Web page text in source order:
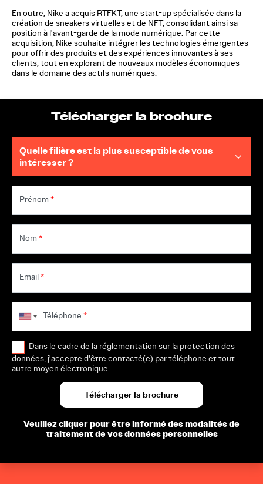
En outre, Nike a acquis RTFKT, une start-up spécialisée dans la
création de sneakers virtuelles et de NFT, consolidant ainsi sa
position à l'avant-garde de la mode numérique. Par cette
acquisition, Nike souhaite intégrer les technologies émergentes
pour offrir des produits et des expériences innovantes à ses
clients, tout en explorant de nouveaux modèles économiques
dans le domaine des actifs numériques.
Télécharger la brochure
Prénom *
Nom *
Email*
Téléphone *
Dans le cadre de la réglementation sur la protection des
données, j'accepte d'être contacté(e) par téléphone et tout
autre moyen électronique.
Veuillez cliquer pour être informé des modalités de
traitement de vos données personnelles